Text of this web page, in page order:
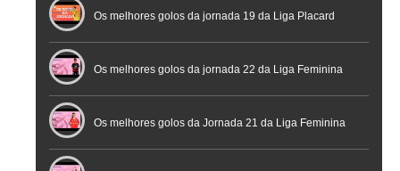
Futsal
Os melhores golos da jornada 19 da Liga Placard
Os melhores golos da jornada 22 da Liga Feminina
Placard
Os melhores golos da Jornada 21 da Liga Feminina